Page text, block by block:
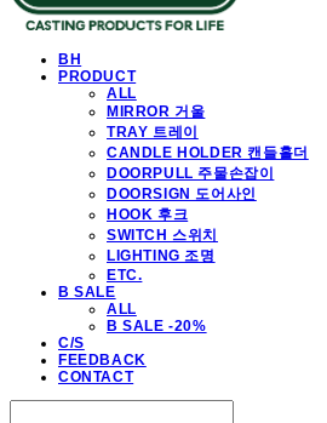
BH
PRODUCT
ALL
MIRROR 거울
TRAY 트레이
CANDLE HOLDER 캔들홀더
DOORPULL 주물손잡이
DOORSIGN 도어사인
HOOK 후크
SWITCH 스위치
LIGHTING 조명
ETC.
B SALE
ALL
B SALE -20%
C/S
FEEDBACK
CONTACT